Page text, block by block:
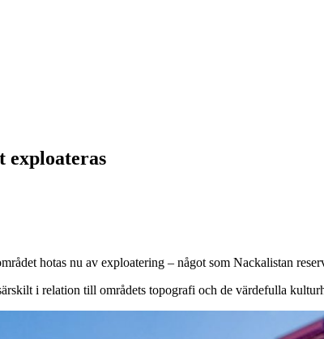
hotas nu av exploatering – något som Nackalistan
i relation till områdets topografi och de värdefulla